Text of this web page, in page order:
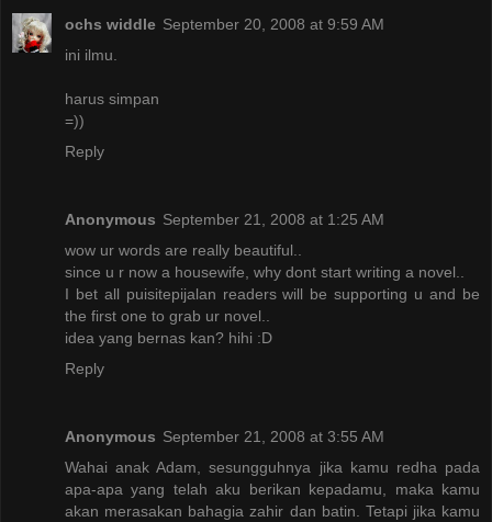
ochs widdle September 20, 2008 at 9:59 AM
ini ilmu.
harus simpan
=))
Reply
Anonymous September 21, 2008 at 1:25 AM
wow ur words are really beautiful..
since u r now a housewife, why dont start writing a novel..
I bet all puisitepijalan readers will be supporting u and be
the first one to grab ur novel..
idea yang bernas kan? hihi :D
Reply
Anonymous September 21, 2008 at 3:55 AM
Wahai anak Adam, sesungguhnya jika kamu redha pada
apa-apa yang telah aku berikan kepadamu, maka kamu
akan merasakan bahagia zahir dan batin. Tetapi jika kamu